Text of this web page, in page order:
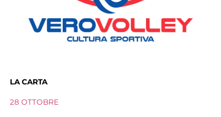
LA CARTA
28 OTTOBRE